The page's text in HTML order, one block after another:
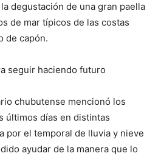
degustación de una gran paella
de mar típicos de las costas
de capón.
seguir haciendo futuro
chubutense mencionó los
últimos días en distintas
por el temporal de lluvia y nieve
ayudar de la manera que lo